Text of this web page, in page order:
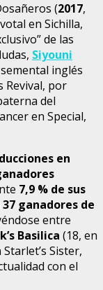
(2017,
en Sichilla,
de las
Siyouni
inglés
Revival, por
del
en Special,
en
7,9 % de sus
37 ganadores de
entre
Basilica (18, en
Starlet’s Sister,
con el